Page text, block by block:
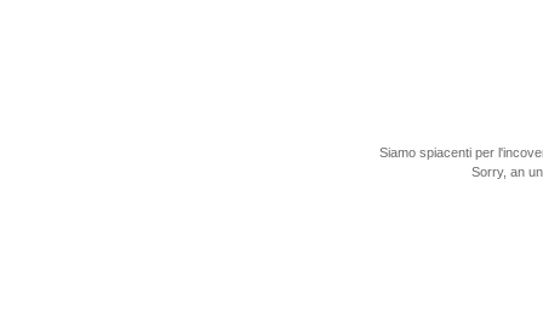
Siamo spiacenti per
Sorry, an